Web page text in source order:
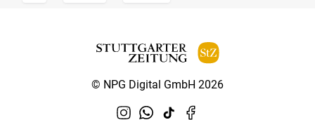
© NPG Digital GmbH 2026